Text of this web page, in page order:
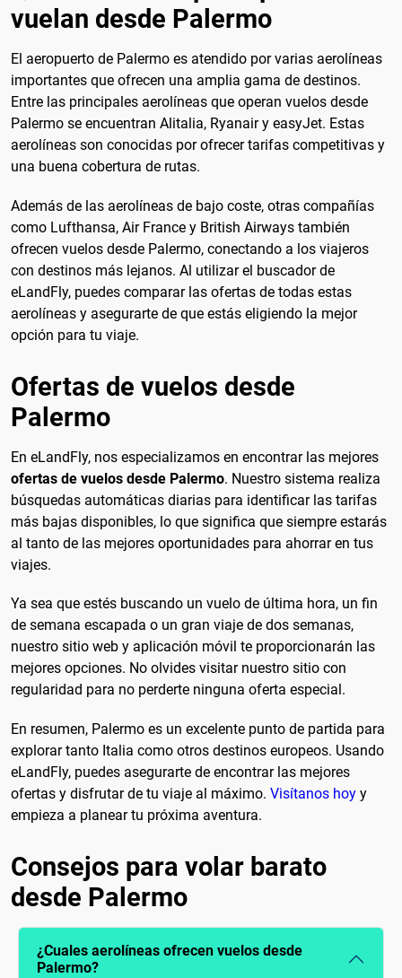
vuelan desde Palermo
El aeropuerto de Palermo es atendido por varias aerolíneas
importantes que ofrecen una amplia gama de destinos.
Entre las principales aerolíneas que operan vuelos desde
Palermo se encuentran Alitalia, Ryanair y easyJet. Estas
aerolíneas son conocidas por ofrecer tarifas competitivas y
una buena cobertura de rutas.
Además de las aerolíneas de bajo coste, otras compañías
como Lufthansa, Air France y British Airways también
ofrecen vuelos desde Palermo, conectando a los viajeros
con destinos más lejanos. Al utilizar el buscador de
eLandFly, puedes comparar las ofertas de todas estas
aerolíneas y asegurarte de que estás eligiendo la mejor
opción para tu viaje.
Ofertas de vuelos desde
Palermo
En eLandFly, nos especializamos en encontrar las mejores
ofertas de vuelos desde Palermo. Nuestro sistema realiza
búsquedas automáticas diarias para identificar las tarifas
más bajas disponibles, lo que significa que siempre estarás
al tanto de las mejores oportunidades para ahorrar en tus
viajes.
Ya sea que estés buscando un vuelo de última hora, un fin
de semana escapada o un gran viaje de dos semanas,
nuestro sitio web y aplicación móvil te proporcionarán las
mejores opciones. No olvides visitar nuestro sitio con
regularidad para no perderte ninguna oferta especial.
En resumen, Palermo es un excelente punto de partida para
explorar tanto Italia como otros destinos europeos. Usando
eLandFly, puedes asegurarte de encontrar las mejores
ofertas y disfrutar de tu viaje al máximo. Visítanos hoy y
empieza a planear tu próxima aventura.
Consejos para volar barato
desde Palermo
¿Cuales aerolíneas ofrecen vuelos desde
Palermo?